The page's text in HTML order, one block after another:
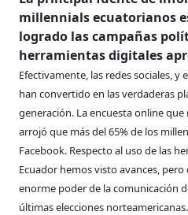
millennials ecuatorianos
logrado las campañas
herramientas digitales
Efectivamente, las redes sociales, y
han convertido en las verdaderas
generación. La encuesta online
arrojó que más del 65% de los
Facebook. Respecto al uso de las
Ecuador hemos visto avances,
enorme poder de la comunicación
últimas elecciones